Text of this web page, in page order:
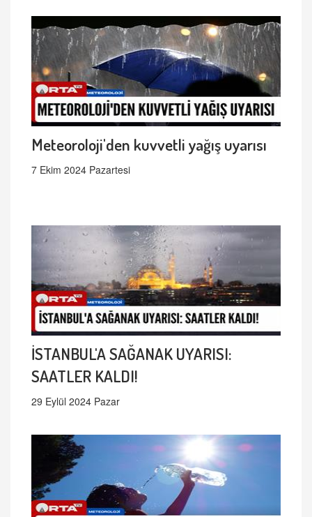
Meteoroloji'den kuvvetli yağış uyarısı
7 Ekim 2024 Pazartesi
İSTANBUL'A SAĞANAK UYARISI:
SAATLER KALDI!
29 Eylül 2024 Pazar